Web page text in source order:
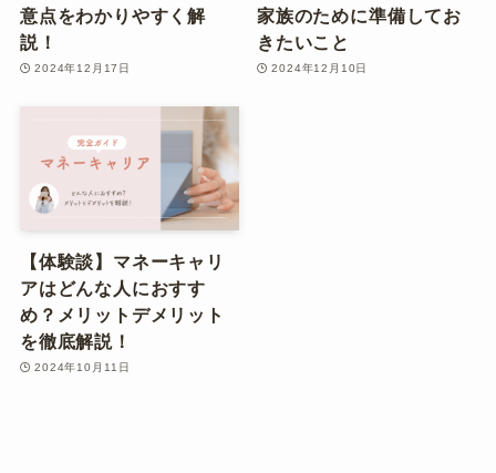
意点をわかりやすく解
説！
2024年12月17日
家族のために準備してお
きたいこと
2024年12月10日
【体験談】マネーキャリ
アはどんな人におすす
め？メリットデメリット
を徹底解説！
2024年10月11日